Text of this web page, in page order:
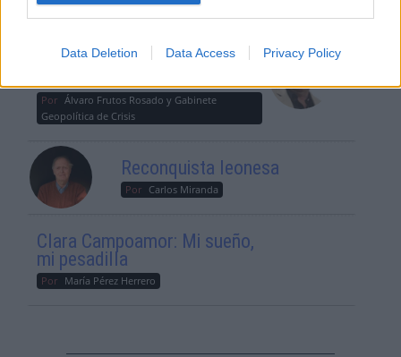
Data Deletion Data Access Privacy Policy
El Conflicto de Oriente Medio:
Un Nuevo Orden Autoritario
Por Álvaro Frutos Rosado y Gabinete
Geopolítica de Crisis
Reconquista leonesa
Por Carlos Miranda
Clara Campoamor: Mi sueño,
mi pesadilla
Por María Pérez Herrero